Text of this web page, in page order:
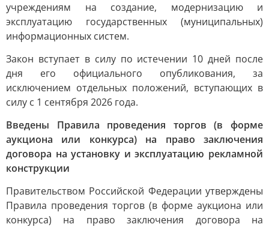
учреждениям на создание, модернизацию и
эксплуатацию государственных (муниципальных)
информационных систем.
Закон вступает в силу по истечении 10 дней после
дня его официального опубликования, за
исключением отдельных положений, вступающих в
силу с 1 сентября 2026 года.
Введены Правила проведения торгов (в форме
аукциона или конкурса) на право заключения
договора на установку и эксплуатацию рекламной
конструкции
Правительством Российской Федерации утверждены
Правила проведения торгов (в форме аукциона или
конкурса) на право заключения договора на